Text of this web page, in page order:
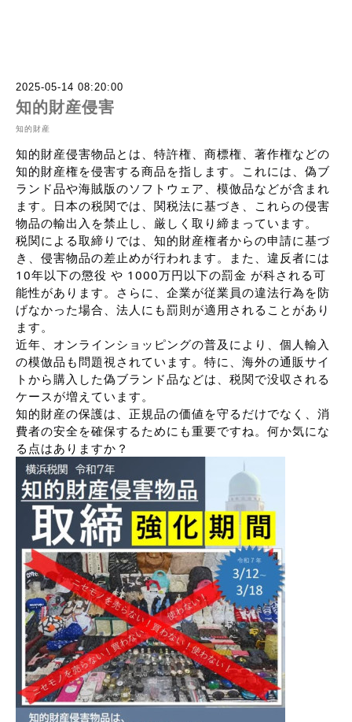
2025-05-14 08:20:00
知的財産侵害
知的財産
知的財産侵害物品とは、特許権、商標権、著作権などの
知的財産権を侵害する商品を指します。これには、偽ブ
ランド品や海賊版のソフトウェア、模倣品などが含まれ
ます。日本の税関では、関税法に基づき、これらの侵害
物品の輸出入を禁止し、厳しく取り締まっています。
税関による取締りでは、知的財産権者からの申請に基づ
き、侵害物品の差止めが行われます。また、違反者には
10年以下の懲役 や 1000万円以下の罰金 が科される可
能性があります。さらに、企業が従業員の違法行為を防
げなかった場合、法人にも罰則が適用されることがあり
ます。
近年、オンラインショッピングの普及により、個人輸入
の模倣品も問題視されています。特に、海外の通販サイ
トから購入した偽ブランド品などは、税関で没収される
ケースが増えています。
知的財産の保護は、正規品の価値を守るだけでなく、消
費者の安全を確保するためにも重要ですね。何か気にな
る点はありますか？